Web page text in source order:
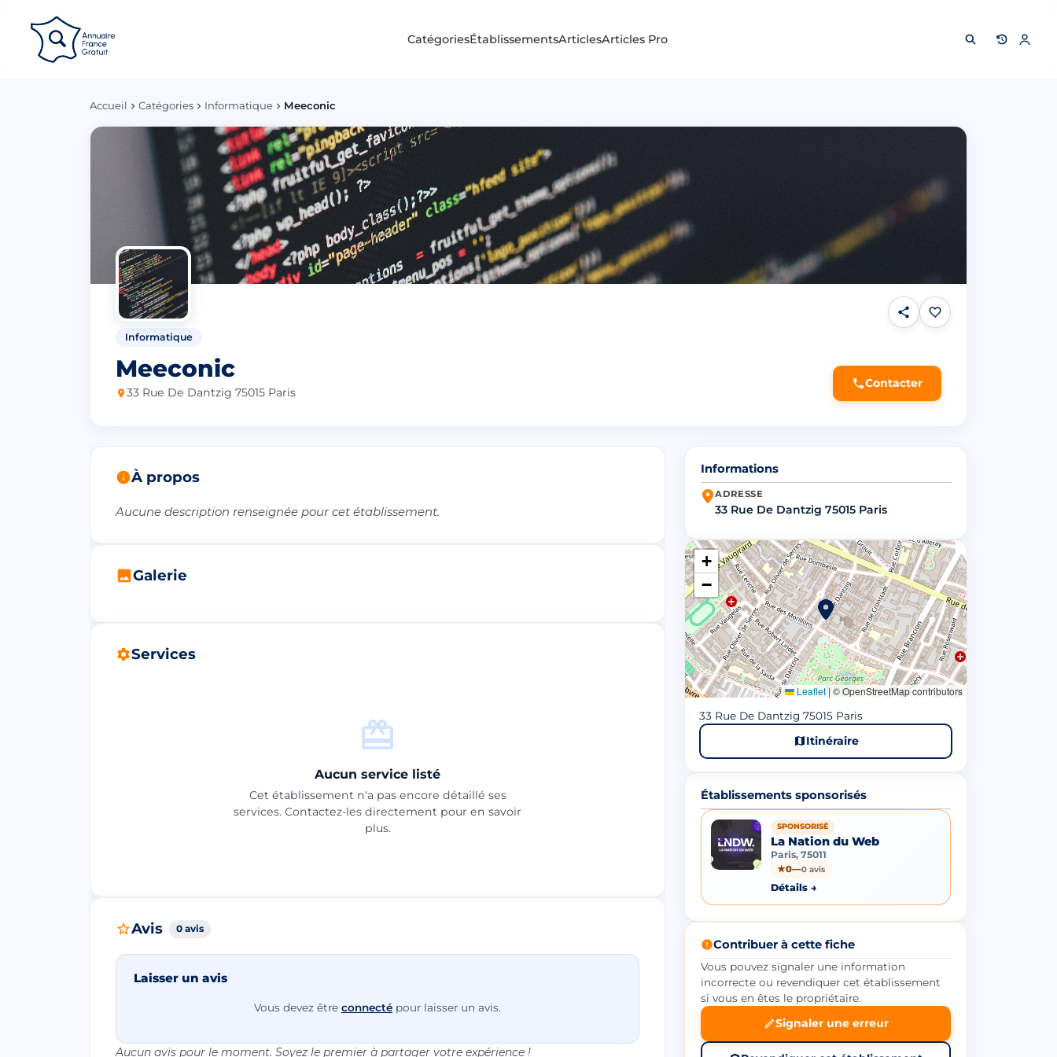
CatégoriesÉtablissementsArticlesArticles Pro
Accueil Catégories Informatique Meeconic
Informatique
Meeconic
33 Rue De Dantzig 75015 Paris
Contacter
À propos
Aucune description renseignée pour cet établissement.
Galerie
Services
Aucun service listé
Cet établissement n'a pas encore détaillé ses
services. Contactez-les directement pour en savoir
plus.
Avis 0 avis
Laisser un avis
Vous devez être connecté pour laisser un avis.
Aucun avis pour le moment. Soyez le premier à partager votre expérience !
Informations
ADRESSE
33 Rue De Dantzig 75015 Paris
+
−
Leaflet|© OpenStreetMap contributors
33 Rue De Dantzig 75015 Paris
Itinéraire
Établissements sponsorisés
SPONSORISÉ
La Nation du Web
Paris, 75011
★0—0 avis
Détails →
Contribuer à cette fiche
Vous pouvez signaler une information
incorrecte ou revendiquer cet établissement
si vous en êtes le propriétaire.
Signaler une erreur